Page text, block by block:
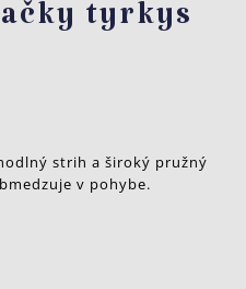
tyrkys
strih a široký pružný
v pohybe.